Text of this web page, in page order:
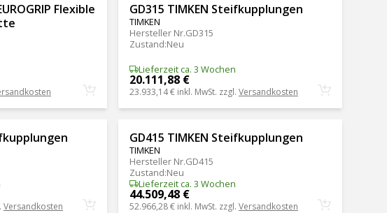
Flexible
GD315 TIMKEN Steifkupplungen
TIMKEN
Hersteller Nr.GD315
Zustand:Neu
Lieferzeit ca. 3 Wochen
20.111,88 €
23.933,14 € inkl. MwSt. zzgl. Versandkosten
Versandkosten
GD415 TIMKEN Steifkupplungen
TIMKEN
Hersteller Nr.GD415
Zustand:Neu
Lieferzeit ca. 3 Wochen
44.509,48 €
52.966,28 € inkl. MwSt. zzgl. Versandkosten